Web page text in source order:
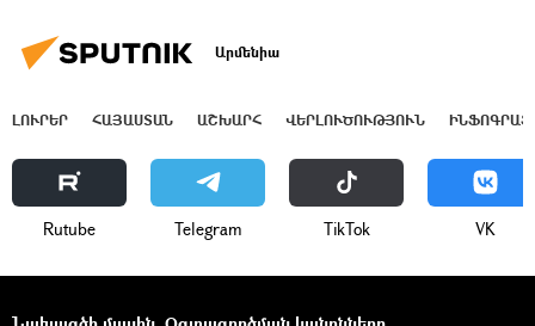
Արմենիա
ԼՈՒՐԵՐ ՀԱՅԱՍՏԱՆ ԱՇԽԱՐՀ ՎԵՐԼՈՒԾՈՒԹՅՈՒՆ
Rutube Telegram ТikТоk VK